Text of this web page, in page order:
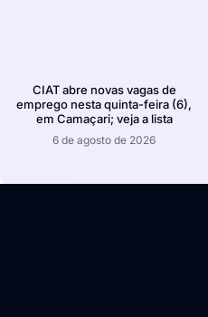
CIAT abre novas vagas de
emprego nesta quinta-feira (6),
em Camaçari; veja a lista
6 de agosto de 2026